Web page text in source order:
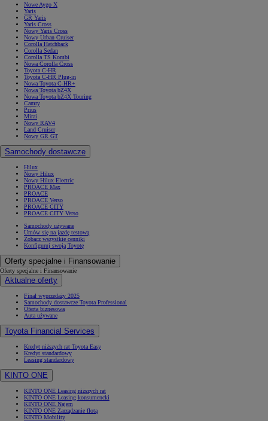
Nowe Aygo X
Yaris
GR Yaris
Yaris Cross
Nowy Yaris Cross
Nowy Urban Cruiser
Corolla Hatchback
Corolla Sedan
Corolla TS Kombi
Nowa Corolla Cross
Toyota C-HR
Toyota C-HR Plug-in
Nowa Toyota C-HR+
Nowa Toyota bZ4X
Nowa Toyota bZ4X Touring
Camry
Prius
Mirai
Nowy RAV4
Land Cruiser
Nowy GR GT
Samochody dostawcze
Hilux
Nowy Hilux
Nowy Hilux Electric
PROACE Max
PROACE
PROACE Verso
PROACE CITY
PROACE CITY Verso
Samochody używane
Umów się na jazdę testową
Zobacz wszystkie cenniki
Konfiguruj swoją Toyotę
Oferty specjalne i Finansowanie
Oferty specjalne i Finansowanie
Aktualne oferty
Finał wyprzedaży 2025
Samochody dostawcze Toyota Professional
Oferta biznesowa
Auta używane
Toyota Financial Services
Kredyt niższych rat Toyota Easy
Kredyt standardowy
Leasing standardowy
KINTO ONE
KINTO ONE Leasing niższych rat
KINTO ONE Leasing konsumencki
KINTO ONE Najem
KINTO ONE Zarządzanie flotą
KINTO Mobility